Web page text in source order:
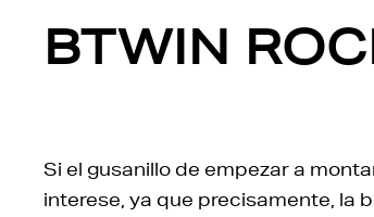
BTWIN
Si el gusanillo de empezar a
interese, ya que precisamente, la